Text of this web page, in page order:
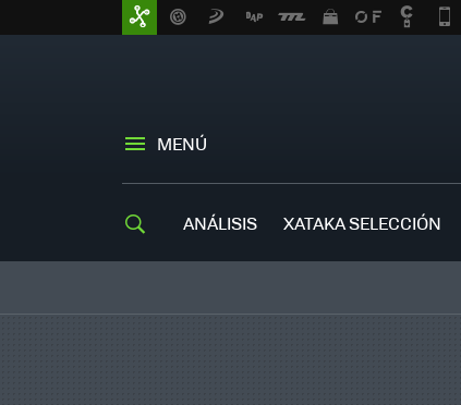
MENÚ
ANÁLISIS XATAKA SELECCIÓN